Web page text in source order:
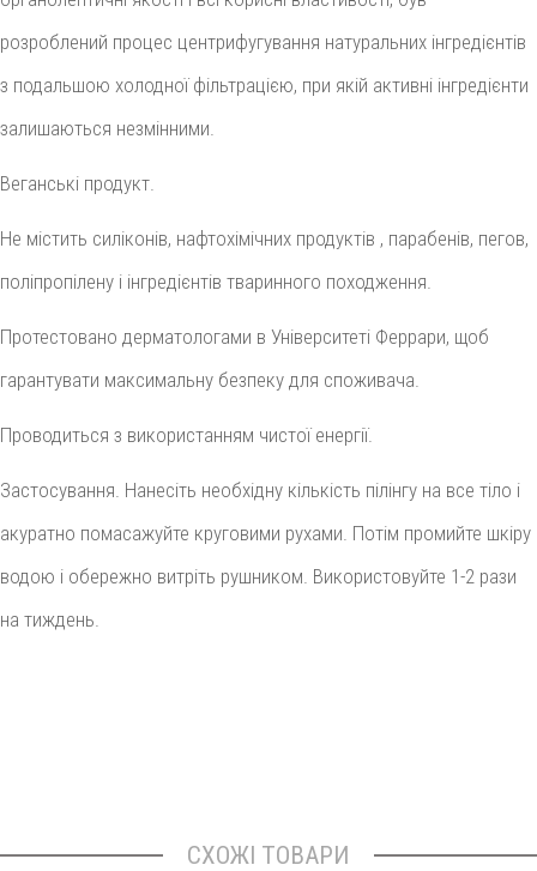
розроблений процес центрифугування натуральних інгредієнтів
з подальшою холодної фільтрацією, при якій активні інгредієнти
залишаються незмінними.
Веганські продукт.
Не містить силіконів, нафтохімічних продуктів , парабенів, пегов,
поліпропілену і інгредієнтів тваринного походження.
Протестовано дерматологами в Університеті Феррари, щоб
гарантувати максимальну безпеку для споживача.
Проводиться з використанням чистої енергії.
Застосування. Нанесіть необхідну кількість пілінгу на все тіло і
акуратно помасажуйте круговими рухами. Потім промийте шкіру
водою і обережно витріть рушником. Використовуйте 1-2 рази
на тиждень.
СХОЖІ ТОВАРИ